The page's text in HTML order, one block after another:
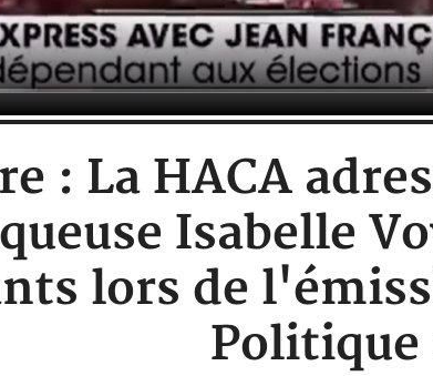
: La HACA
Isabelle
lors de